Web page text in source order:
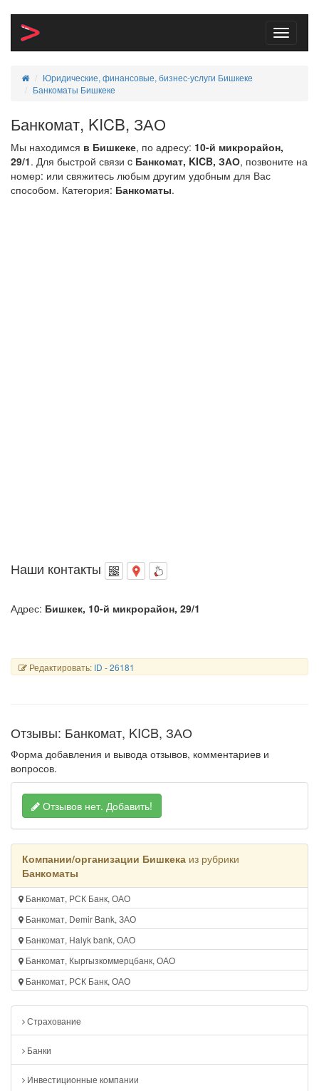
Toggle
Юридические, финансовые, бизнес-услуги Бишкеке
Банкоматы Бишкеке
Банкомат, KICB, ЗАО
Мы находимся в Бишкеке, по адресу: 10-й микрорайон,
29/1. Для быстрой связи c Банкомат, KICB, ЗАО, позвоните на
номер: или свяжитесь любым другим удобным для Вас
способом. Категория: Банкоматы.
Наши контакты
Адрес: Бишкек, 10-й микрорайон, 29/1
Редактировать: ID - 26181
Отзывы: Банкомат, KICB, ЗАО
Форма добавления и вывода отзывов, комментариев и
вопросов.
Отзывов нет. Добавить!
Компании/организации Бишкека из рубрики
Банкоматы
Банкомат, РСК Банк, ОАО
Банкомат, Demir Bank, ЗАО
Банкомат, Halyk bank, ОАО
Банкомат, Кыргызкоммерцбанк, ОАО
Банкомат, РСК Банк, ОАО
Страхование
Банки
Инвестиционные компании